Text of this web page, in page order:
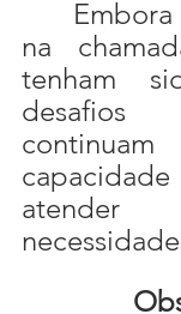
na
tenham
desafios